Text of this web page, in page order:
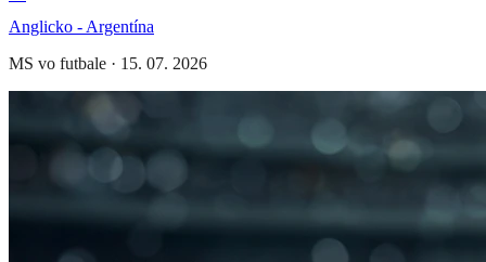
Anglicko - Argentína
MS vo futbale · 15. 07. 2026